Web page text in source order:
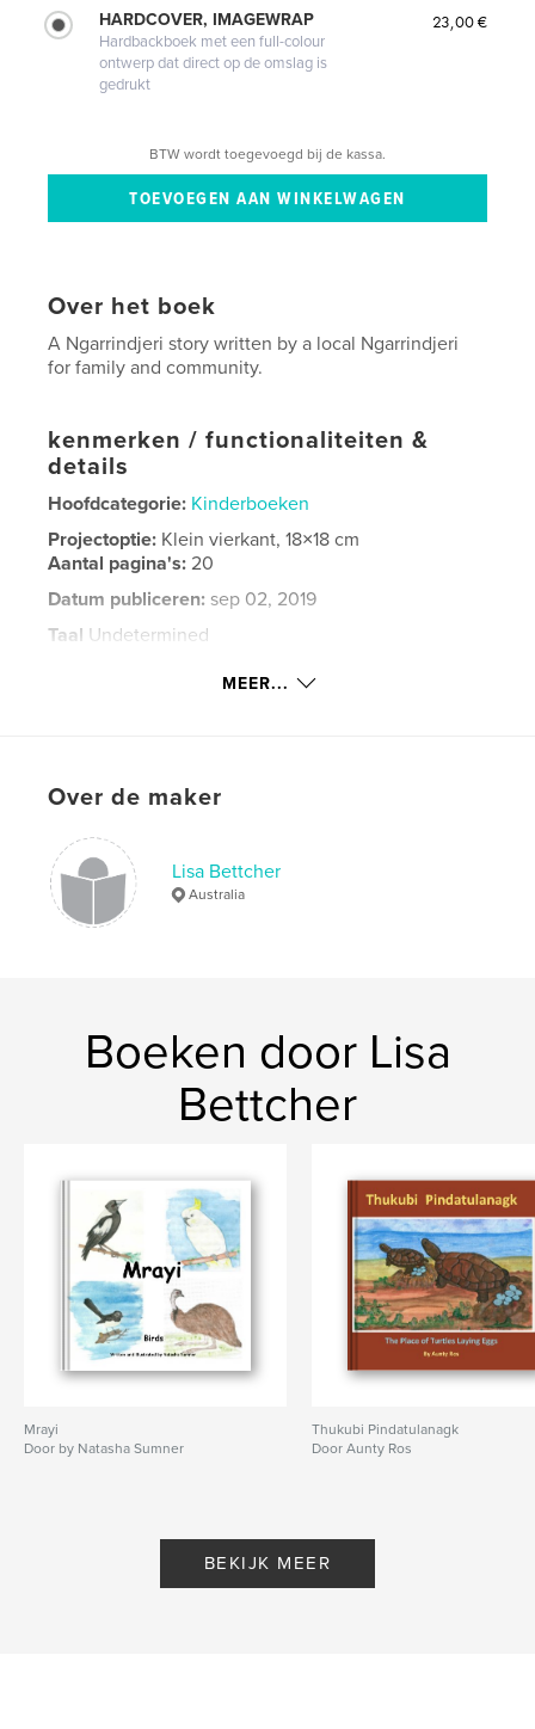
HARDCOVER, IMAGEWRAP
Hardbackboek met een full-colour
ontwerp dat direct op de omslag is
gedrukt
23,00 €
BTW wordt toegevoegd bij de kassa.
Over het boek
A Ngarrindjeri story written by a local Ngarrindjeri
for family and community.
kenmerken / functionaliteiten &
details
Hoofdcategorie: Kinderboeken
Projectoptie: Klein vierkant, 18×18 cm
Aantal pagina's:20
Datum publiceren: sep 02, 2019
Taal Undetermined
MEER...
Over de maker
Lisa Bettcher
Australia
Boeken door Lisa
Bettcher
Mrayi
Door by Natasha Sumner
Thukubi Pindatulanagk
Door Aunty Ros
BEKIJK MEER